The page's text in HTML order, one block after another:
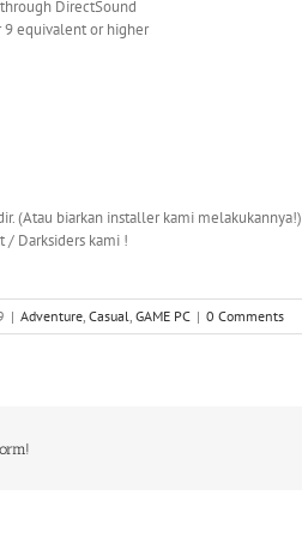
DirectSound
9 equivalent or higher
(Atau biarkan installer kami melakukannya!)
/ Darksiders kami !
| Adventure, Casual, GAME PC | 0 Comments